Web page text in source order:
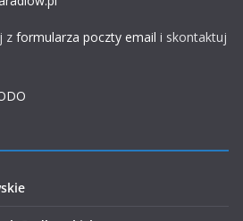
z formularza poczty email i skontaktuj